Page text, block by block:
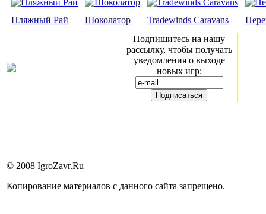
Пляжный Рай Шоколатор Tradewinds Caravans
Подпишитесь на нашу
рассылку, чтобы получать
уведомления о выходе
новых игр:
© 2008 IgroZavr.Ru
Копирование материалов с данного сайта запрещено.